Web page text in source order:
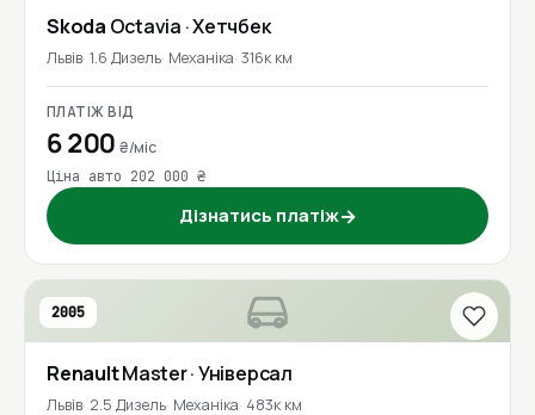
Skoda Octavia · Хетчбек
Львів 1.6 Дизель Механіка 316к км
ПЛАТІЖ ВІД
6 200₴/міс
Ціна авто 202 000 ₴
Дізнатись платіж→
2005
RenaultMaster· Універсал
Львів 2.5 Дизель Механіка 483к км